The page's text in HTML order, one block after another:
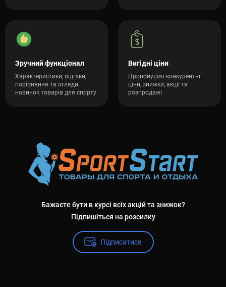
Зручний функціонал
Характеристики, відгуки,
порівняння та огляди
новинок товарів для спорту
Вигідні ціни
Пропонуємо конкурентні
ціни, знижки, акції та
розпродажі
Бажаєте бути в курсі всіх акцій та знижок?
Підпишіться на розсилку
Підписатися